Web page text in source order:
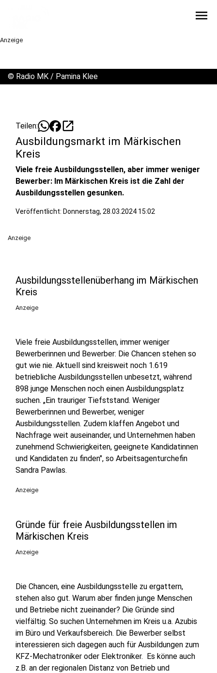
menu
Anzeige
© Radio MK / Pamina Klee
Teilen: open_in_new
Ausbildungsmarkt im Märkischen
Kreis
Viele freie Ausbildungsstellen, aber immer weniger
Bewerber: Im Märkischen Kreis ist die Zahl der
Ausbildungsstellen gesunken.
Veröffentlicht: Donnerstag, 28.03.2024 15:02
Anzeige
Ausbildungsstellenüberhang im Märkischen
Kreis
Anzeige
Viele freie Ausbildungsstellen, immer weniger
Bewerberinnen und Bewerber: Die Chancen stehen so
gut wie nie. Aktuell sind kreisweit noch 1.619
betriebliche Ausbildungsstellen unbesetzt, während
898 junge Menschen noch einen Ausbildungsplatz
suchen. „Ein trauriger Tiefststand. Weniger
Bewerberinnen und Bewerber, weniger
Ausbildungsstellen. Zudem klaffen Angebot und
Nachfrage weit auseinander, und Unternehmen haben
zunehmend Schwierigkeiten, geeignete Kandidatinnen
und Kandidaten zu finden", so Arbeitsagenturchefin
Sandra Pawlas.
Anzeige
Gründe für freie Ausbildungsstellen im
Märkischen Kreis
Anzeige
Die Chancen, eine Ausbildungsstelle zu ergattern,
stehen also gut. Warum aber finden junge Menschen
und Betriebe nicht zueinander? Die Gründe sind
vielfältig. So suchen Unternehmen im Kreis u.a. Azubis
im Büro und Verkaufsbereich. Die Bewerber selbst
interessieren sich dagegen auch für Ausbildungen zum
KFZ-Mechatroniker oder Elektroniker. Es könne auch
z.B. an der regionalen Distanz von Betrieb und